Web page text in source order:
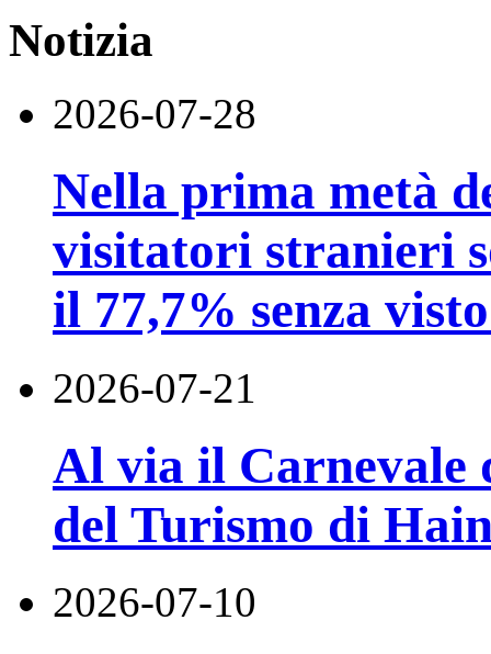
Notizia
2026-07-28
Nella prima metà
visitatori stranieri
il 77,7% senza
2026-07-21
Al via il Carnevale
del Turismo di
2026-07-10